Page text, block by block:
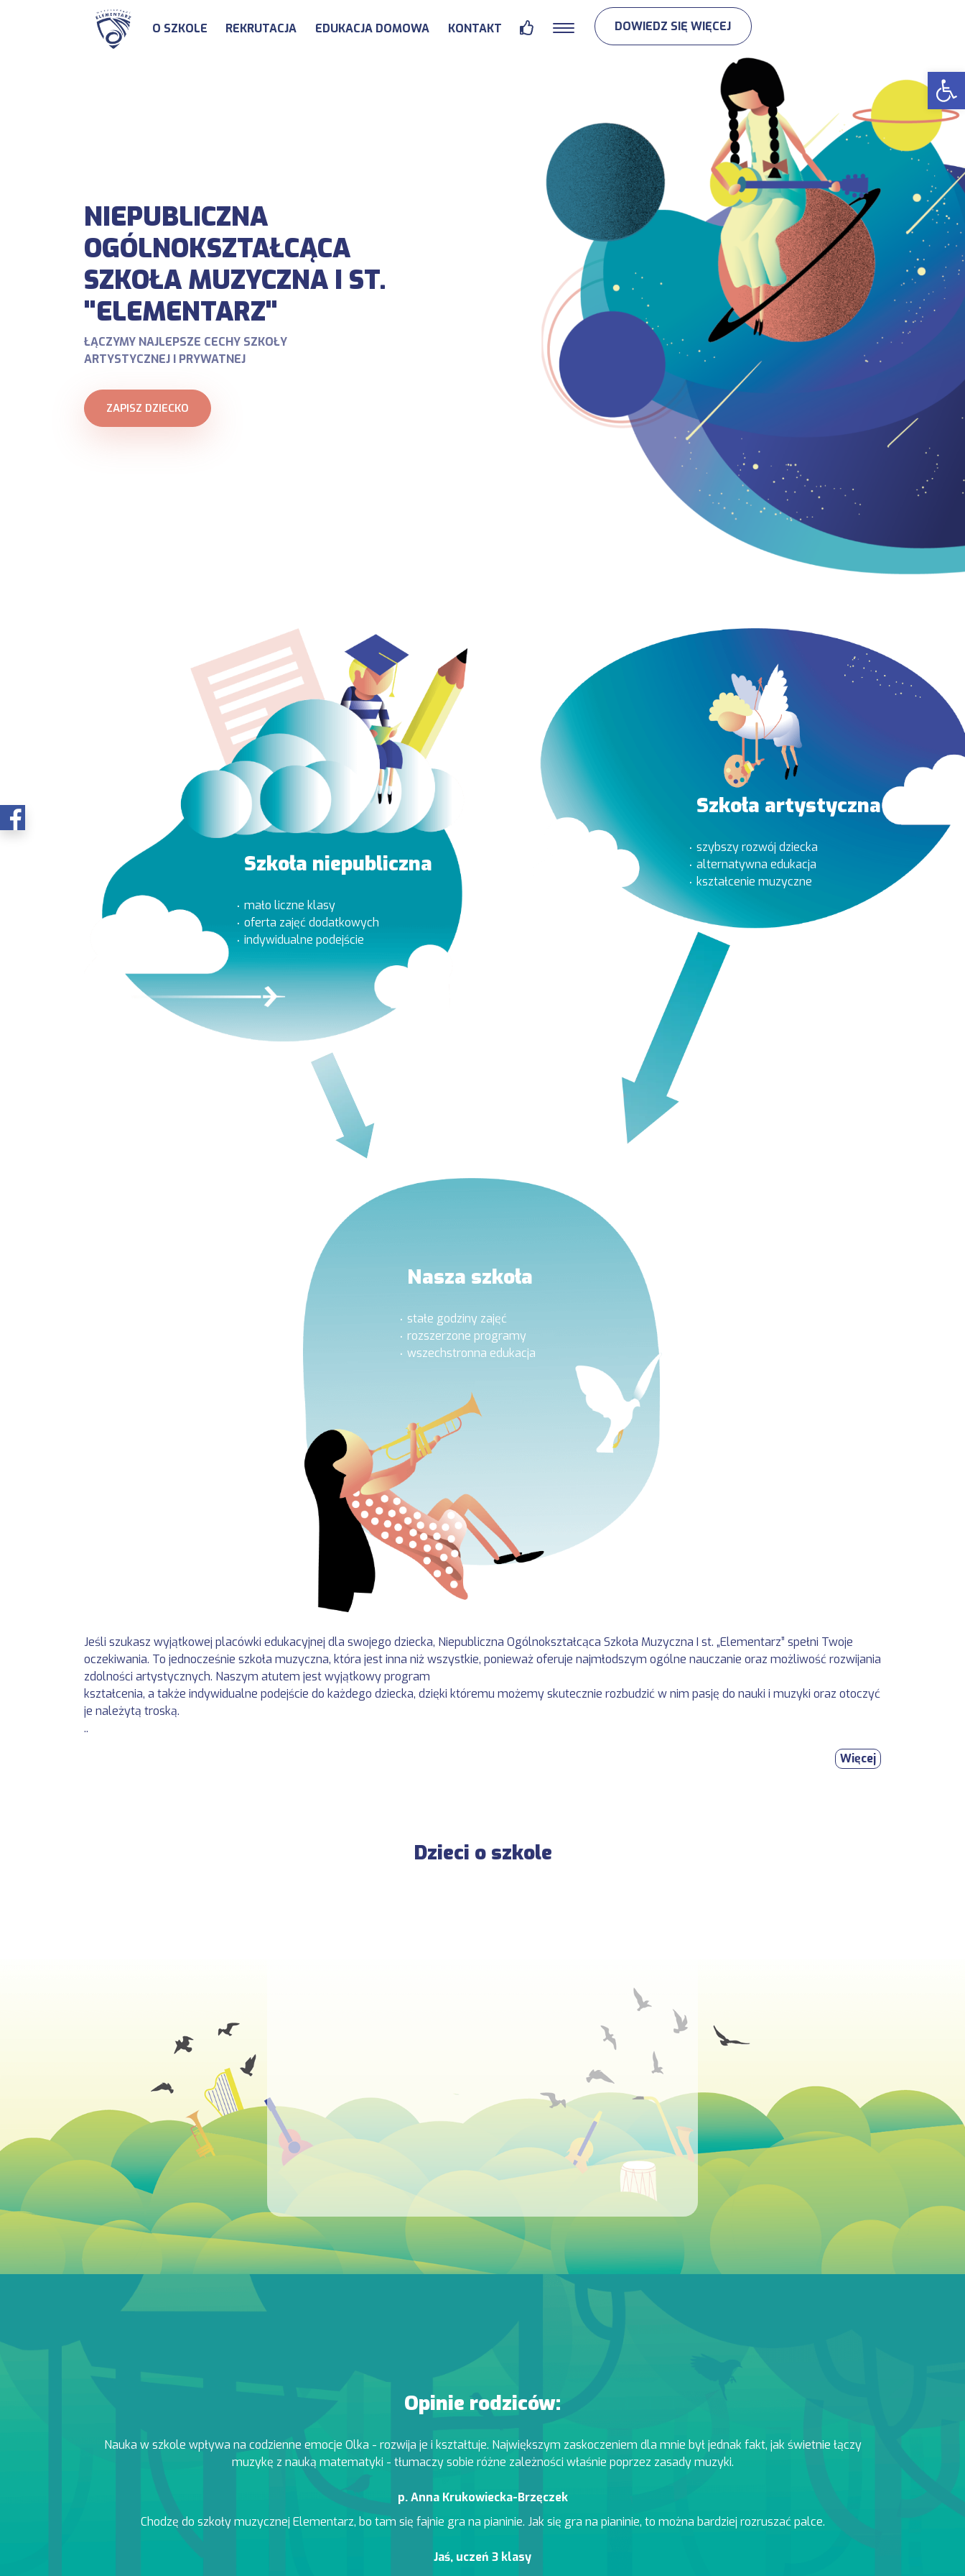
O SZKOLE REKRUTACJA EDUKACJA DOMOWA KONTAKT DOWIEDZ SIĘ WIĘCEJ
NIEPUBLICZNA
OGÓLNOKSZTAŁCĄCA
SZKOŁA MUZYCZNA I ST.
"ELEMENTARZ"
ŁĄCZYMY NAJLEPSZE CECHY SZKOŁY
ARTYSTYCZNEJ I PRYWATNEJ
ZAPISZ DZIECKO
Szkoła niepubliczna
mało liczne klasy
oferta zajęć dodatkowych
indywidualne podejście
Szkoła artystyczna
szybszy rozwój dziecka
alternatywna edukacja
kształcenie muzyczne
Nasza szkoła
stałe godziny zajęć
rozszerzone programy
wszechstronna edukacja
Jeśli szukasz wyjątkowej placówki edukacyjnej dla swojego dziecka, Niepubliczna Ogólnokształcąca Szkoła Muzyczna I st. „Elementarz” spełni Twoje
oczekiwania. To jednocześnie szkoła muzyczna, która jest inna niż wszystkie, ponieważ oferuje najmłodszym ogólne nauczanie oraz możliwość rozwijania
zdolności artystycznych. Naszym atutem jest wyjątkowy program
kształcenia, a także indywidualne podejście do każdego dziecka, dzięki któremu możemy skutecznie rozbudzić w nim pasję do nauki i muzyki oraz otoczyć
je należytą troską.
..
Więcej
Dzieci o szkole
Opinie rodziców:
Nauka w szkole wpływa na codzienne emocje Olka - rozwija je i kształtuje. Największym zaskoczeniem dla mnie był jednak fakt, jak świetnie łączy
muzykę z nauką matematyki - tłumaczy sobie różne zależności właśnie poprzez zasady muzyki.
p. Anna Krukowiecka-Brzęczek
Chodzę do szkoły muzycznej Elementarz, bo tam się fajnie gra na pianinie. Jak się gra na pianinie, to można bardziej rozruszać palce.
Jaś, uczeń 3 klasy